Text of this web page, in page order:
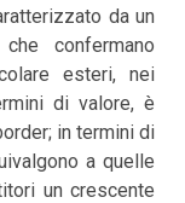
da un
confermano
esteri, nei
di valore, è
in termini di
a quelle
un crescente